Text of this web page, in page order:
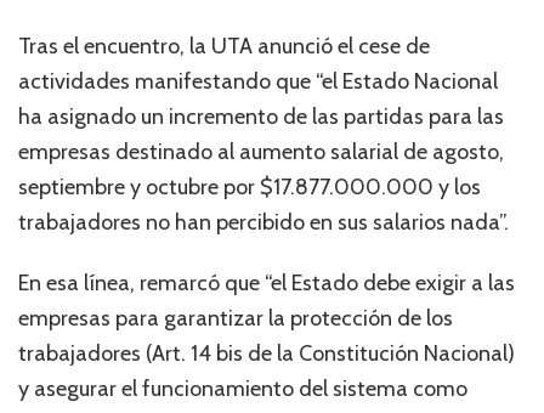
Tras el encuentro, la UTA anunció el cese de
actividades manifestando que “el Estado Nacional
ha asignado un incremento de las partidas para las
empresas destinado al aumento salarial de agosto,
septiembre y octubre por $17.877.000.000 y los
trabajadores no han percibido en sus salarios nada”.
En esa línea, remarcó que “el Estado debe exigir a las
empresas para garantizar la protección de los
trabajadores (Art. 14 bis de la Constitución Nacional)
y asegurar el funcionamiento del sistema como